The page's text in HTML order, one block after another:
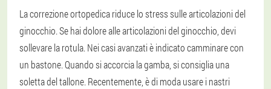
La correzione ortopedica riduce lo stress sulle articolazioni del
ginocchio. Se hai dolore alle articolazioni del ginocchio, devi
sollevare la rotula. Nei casi avanzati è indicato camminare con
un bastone. Quando si accorcia la gamba, si consiglia una
soletta del tallone. Recentemente, è di moda usare i nastri